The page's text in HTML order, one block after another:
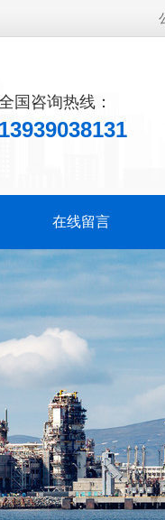
国咨询热线：
13939038131
在线留言